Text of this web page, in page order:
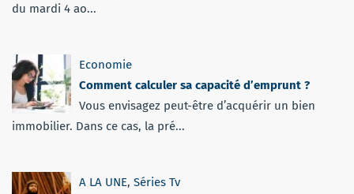
du mardi 4 ao...
Economie
Comment calculer sa capacité d’emprunt ?
Vous envisagez peut-être d’acquérir un bien
immobilier. Dans ce cas, la pré...
A LA UNE, Séries Tv